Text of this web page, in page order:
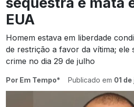
EUA
Homem estava em liberdade
de restrição a favor da vítima; ele
crime no dia 29 de julho
Por Em Tempo* Publicado em 01